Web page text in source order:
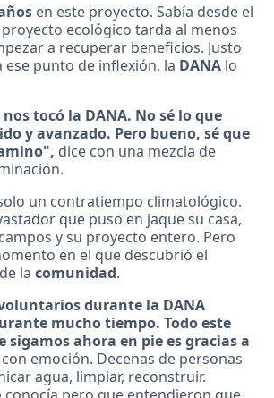
en este proyecto. Sabía desde el
ecológico tarda al menos
a recuperar beneficios. Justo
ese punto de inflexión, la DANA lo
tocó la DANA. No sé lo que
y avanzado. Pero bueno, sé que
dice con una mezcla de
un contratiempo climatológico.
que puso en jaque su casa,
y su proyecto entero. Pero
en el que descubrió el
la comunidad.
durante la DANA
mucho tiempo. Todo este
sigamos ahora en pie es gracias a
emoción. Decenas de personas
agua, limpiar, reconstruir.
conocía pero que entendieron que